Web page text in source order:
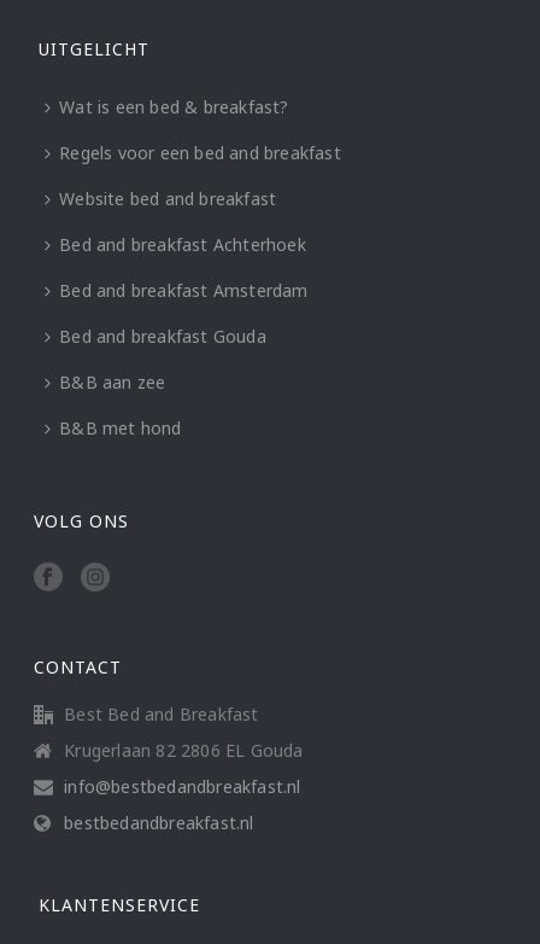
UITGELICHT
Wat is een bed & breakfast?
Regels voor een bed and breakfast
Website bed and breakfast
Bed and breakfast Achterhoek
Bed and breakfast Amsterdam
Bed and breakfast Gouda
B&B aan zee
B&B met hond
VOLG ONS
CONTACT
Best Bed and Breakfast
Krugerlaan 82 2806 EL Gouda
info@bestbedandbreakfast.nl
bestbedandbreakfast.nl
KLANTENSERVICE